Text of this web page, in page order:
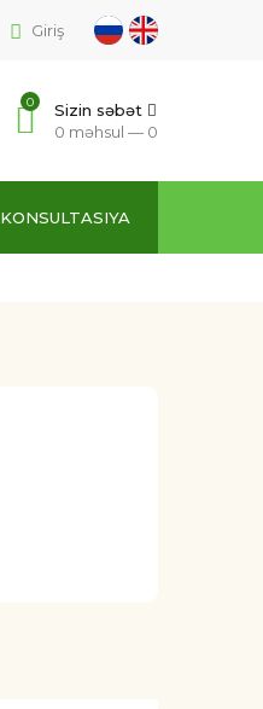
Giriş
0
Sizin səbət
0 məhsul — 0
KONSULTASIYA